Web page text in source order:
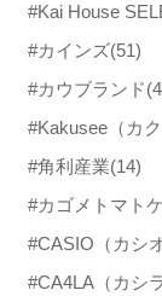
#カインズ(51)
#カウブランド
#Kakusee（カク
#角利産業(14)
#カゴメトマト
#CASIO（カシオ
#CA4LA（カシラ